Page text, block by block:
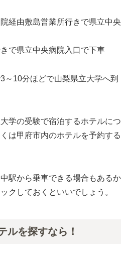
経由敷島営業所行きで県立中央
で県立中央病院入口で下車
～10分ほどで山梨県立大学へ到
学の受験で宿泊するホテルにつ
は甲府市内のホテルを予約する
駅から乗車できる場合もあるか
クしておくといいでしょう。
ルを探すなら！